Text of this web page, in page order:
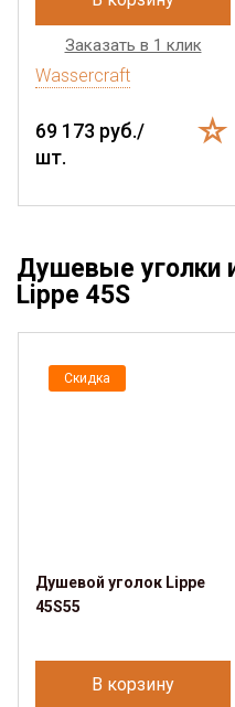
Заказать в 1 клик
Wassercraft
69 173 руб./
шт.
Душевые уголки
Lippe 45S
Скидка
Душевой уголок Lippe
45S55
В корзину